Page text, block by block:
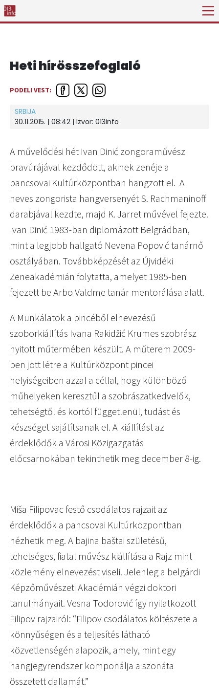
Heti hírösszefoglaló
PODELI VEST:
SRBIJA
30.11.2015. | 08:42 | Izvor: 013info
A művelődési hét Ivan Dinić zongoraművész
bravúrájával kezdődött, akinek zenéje a
pancsovai Kultúrközpontban hangzott el. A
neves zongorista hangversenyét S. Rachmaninoff
darabjával kezdte, majd K. Jarret művével fejezte.
Ivan Dinić 1983-ban diplomázott Belgrádban,
mint a legjobb hallgató Nevena Popović tanárnő
osztályában. Továbbképzését az Újvidéki
Zeneakadémián folytatta, amelyet 1985-ben
fejezett be Arbo Valdme tanár mentorálása alatt.
A Munkálatok a pincéből elnevezésű
szoborkiállítás Ivana Rakidžić Krumes szobrász
nyitott műtermében készült. A műterem 2009-
ben jött létre a Kultúrközpont pincei
helyiségeiben azzal a céllal, hogy különböző
műhelyeken keresztűl a szobrászatkedvelők,
tehetségtől és kortól függetlenül, tudást és
készséget sajátítsanak el. A kiállítást az
érdeklődők a Városi Közigazgatás
előcsarnokában tekinthetik meg december 8-ig.
Miša Filipovac festő csodálatos rajzait az
érdeklődők a pancsovai Kultúrközpontban
nézhetik meg. A bajina baštai születésű,
tehetséges, fiatal művész kiállítása a Rajz mint
közlemény elnevezést viseli. Jelenleg a belgárdi
Képzőművészeti Akadémián végzi doktori
tanulmányait. Vesna Todorović így nyilatkozott
Filipov rajzairól: “Filipov csodálatos költészete a
könnyűségen és a teljesítés látható
közvetlenségén alapozik, amely, mint egy
hangjegyrendszer komponálja a szonáta
összetett dallamát.”